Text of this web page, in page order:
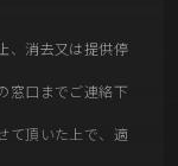
、消去又は提供停
窓口までご連絡下
て頂いた上で、適